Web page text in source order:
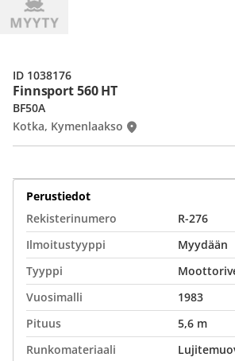
Finnsport 560 HT
BF50A
Kotka, Kymenlaakso
ID 1038176
Perustiedot
Rekisterinumero
R-276
Ilmoitustyyppi
Myydään
Tyyppi
Vuosimalli
1983
Pituus
5,6 m
Runkomateriaali